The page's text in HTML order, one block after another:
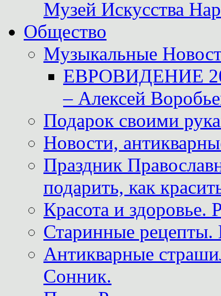
Музей Искусства
Общество
Музыкальные
ЕВРОВИДЕНИЕ
– Алексей
Подарок своими
Новости,
Праздник
подарить, как
Красота и здоровье.
Старинные рецепты.
Антикварные
Сонник.